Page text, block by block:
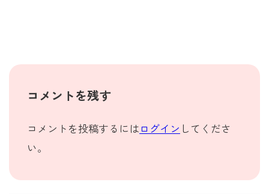
コメントを残す
コメントを投稿するには ログイン してくださ
い。